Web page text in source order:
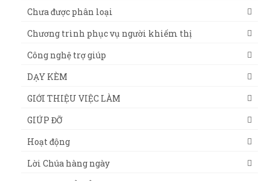
Chưa được phân loại
Chương trình phục vụ người khiếm thị
Công nghệ trợ giúp
DẠY KÈM
GIỚI THIỆU VIỆC LÀM
GIÚP ĐỠ
Hoạt động
Lời Chúa hàng ngày